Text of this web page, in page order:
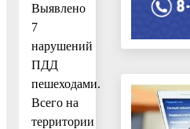
Выявлено
7
нарушений
ПДД
пешеходами.
Всего на
территории